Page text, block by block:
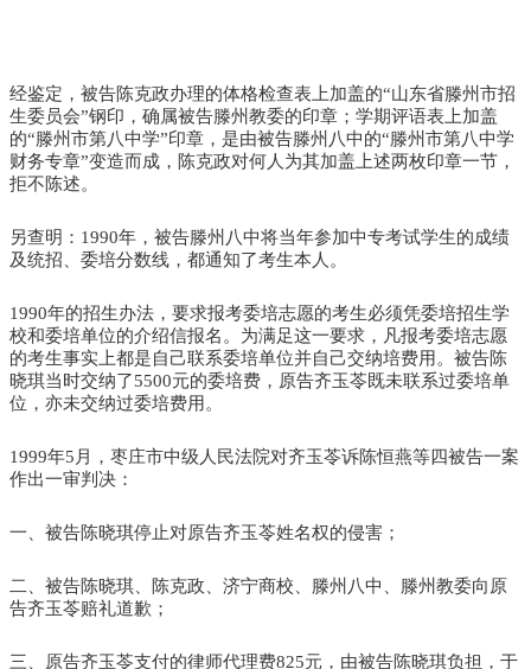
经鉴定，被告陈克政办理的体格检查表上加盖的“山东省滕州市招
生委员会”钢印，确属被告滕州教委的印章；学期评语表上加盖
的“滕州市第八中学”印章，是由被告滕州八中的“滕州市第八中学
财务专章”变造而成，陈克政对何人为其加盖上述两枚印章一节，
拒不陈述。
另查明：1990年，被告滕州八中将当年参加中专考试学生的成绩
及统招、委培分数线，都通知了考生本人。
1990年的招生办法，要求报考委培志愿的考生必须凭委培招生学
校和委培单位的介绍信报名。为满足这一要求，凡报考委培志愿
的考生事实上都是自己联系委培单位并自己交纳培费用。被告陈
晓琪当时交纳了5500元的委培费，原告齐玉苓既未联系过委培单
位，亦未交纳过委培费用。
1999年5月，枣庄市中级人民法院对齐玉苓诉陈恒燕等四被告一案
作出一审判决：
一、被告陈晓琪停止对原告齐玉苓姓名权的侵害；
二、被告陈晓琪、陈克政、济宁商校、滕州八中、滕州教委向原
告齐玉苓赔礼道歉；
三、原告齐玉苓支付的律师代理费825元，由被告陈晓琪负担，于